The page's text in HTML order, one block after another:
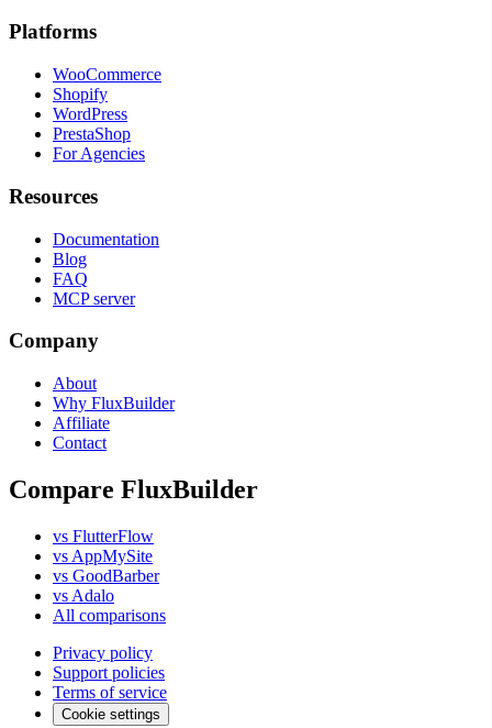
Platforms
WooCommerce
Shopify
WordPress
PrestaShop
For Agencies
Resources
Documentation
Blog
FAQ
MCP server
Company
About
Why FluxBuilder
Affiliate
Contact
Compare FluxBuilder
vs FlutterFlow
vs AppMySite
vs GoodBarber
vs Adalo
All comparisons
Privacy policy
Support policies
Terms of service
Cookie settings